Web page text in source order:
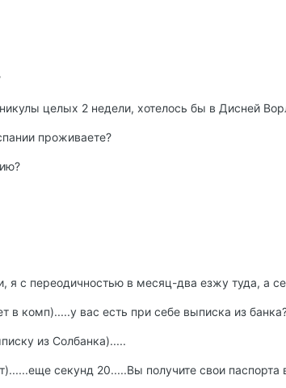
целых 2 недели, хотелось бы в Дисней
проживаете?
я с переодичностью в месяц-два езжу туда, а
в комп).....у вас есть при себе выписка из
из Солбанка).....
секунд 20.....Вы получите свои паспорта